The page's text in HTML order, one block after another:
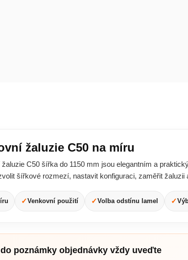
žaluzie C50 na míru
žaluzie C50 šířka do 1150 mm jsou elegantním a
šířkové rozmezí, nastavit konfiguraci, zaměřit
✓Venkovní použití ✓Volba odstínu lamel ✓
poznámky objednávky vždy uveďte